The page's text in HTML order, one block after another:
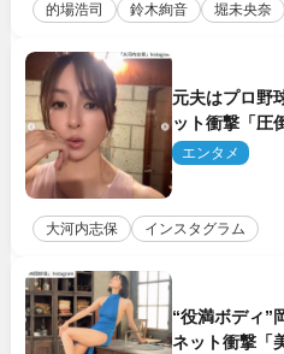
的場浩司 鈴木絢音 堀未央奈
元夫はプロ野
ット衝撃「圧
「うっとり」
エンタメ
大河内志保 インスタグラム
“役満ボディ”
ネット衝撃「